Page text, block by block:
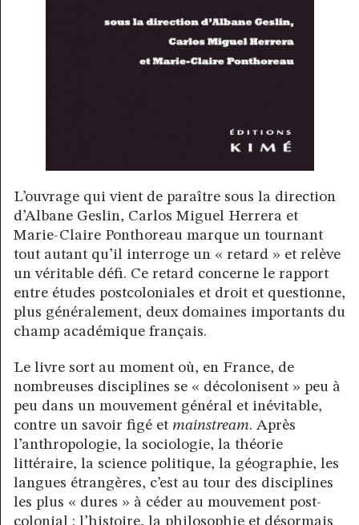
L’ouvrage qui vient de paraître sous la direction
d’Albane Geslin, Carlos Miguel Herrera et
Marie-Claire Ponthoreau marque un tournant
tout autant qu’il interroge un « retard » et relève
un véritable défi. Ce retard concerne le rapport
entre études postcoloniales et droit et questionne,
plus généralement, deux domaines importants du
champ académique français.
Le livre sort au moment où, en France, de
nombreuses disciplines se « décolonisent » peu à
peu dans un mouvement général et inévitable,
contre un savoir figé et mainstream. Après
l’anthropologie, la sociologie, la théorie
littéraire, la science politique, la géographie, les
langues étrangères, c’est au tour des disciplines
les plus « dures » à céder au mouvement post-